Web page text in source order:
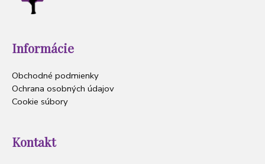
Informácie
Obchodné podmienky
Ochrana osobných údajov
Cookie súbory
Kontakt